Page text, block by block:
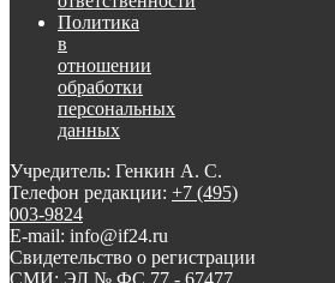
Политика
в
отношении
обработки
персональных
данных
Учредитель: Генкин А. С.
Телефон редакции: +7 (495)
003-9824
E-mail: info@if24.ru
Свидетельство о регистрации
СМИ: ЭЛ № ФС 77 - 67477